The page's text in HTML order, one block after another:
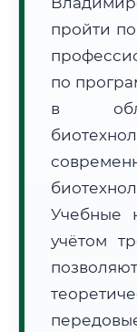
Расчет логистики
• Маршрут транзита:
пройти
по
в
Учебные
учётом